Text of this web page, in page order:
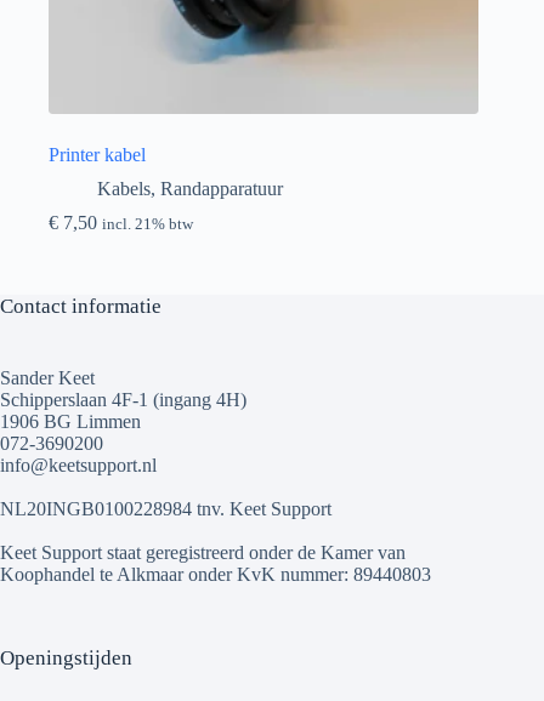
Printer kabel
Kabels, Randapparatuur
€ 7,50 incl. 21% btw
Contact informatie
Sander Keet
Schipperslaan 4F-1 (ingang 4H)
1906 BG Limmen
072-3690200
info@keetsupport.nl
NL20INGB0100228984 tnv. Keet Support
Keet Support staat geregistreerd onder de Kamer van
Koophandel te Alkmaar onder KvK nummer: 89440803
Openingstijden